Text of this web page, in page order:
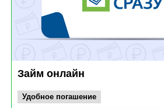
Займ онлайн
Удобное погашение